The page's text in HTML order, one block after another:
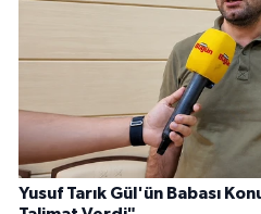
Yusuf Tarık Gül'ün Babası